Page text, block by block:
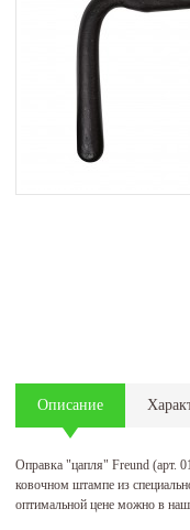
Описание
Оправка "цапля" Freund (арт.
ковочном штампе из
оптимальной цене можно в